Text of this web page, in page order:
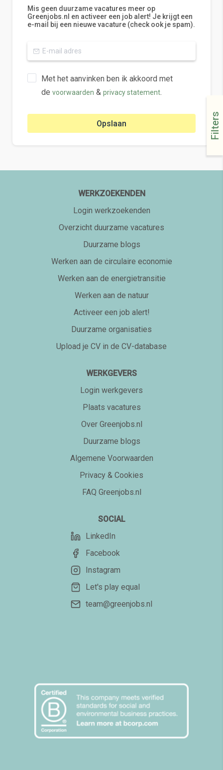
Filters
Mis geen duurzame vacatures meer op
Greenjobs.nl en activeer een job alert! Je krijgt een
e-mail bij een nieuwe vacature (check ook je spam).
Met het aanvinken ben ik akkoord met
de voorwaarden & privacy statement.
Opslaan
WERKZOEKENDEN
Login werkzoekenden
Overzicht duurzame vacatures
Duurzame blogs
Werken aan de circulaire economie
Werken aan de energietransitie
Werken aan de natuur
Activeer een job alert!
Duurzame organisaties
Upload je CV in de CV-database
WERKGEVERS
Login werkgevers
Plaats vacatures
Over Greenjobs.nl
Duurzame blogs
Algemene Voorwaarden
Privacy & Cookies
FAQ Greenjobs.nl
SOCIAL
LinkedIn
Facebook
Instagram
Let's play equal
team@greenjobs.nl